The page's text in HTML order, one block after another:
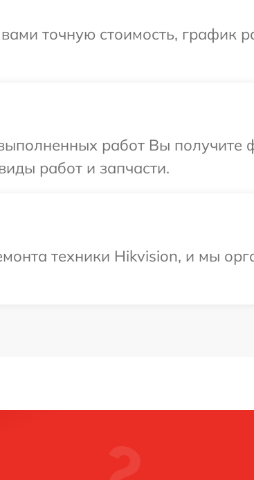
точную стоимость, график
работ Вы получите
работ и запчасти.
техники Hikvision, и мы